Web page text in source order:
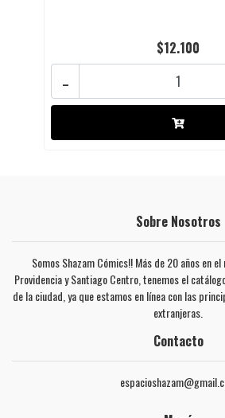
$12.100
-
Sobre Nosotros
Somos Shazam Cómics!! Más de 20 años en
Providencia y Santiago Centro, tenemos el
de la ciudad, ya que estamos en línea con las
extranjeras.
Contacto